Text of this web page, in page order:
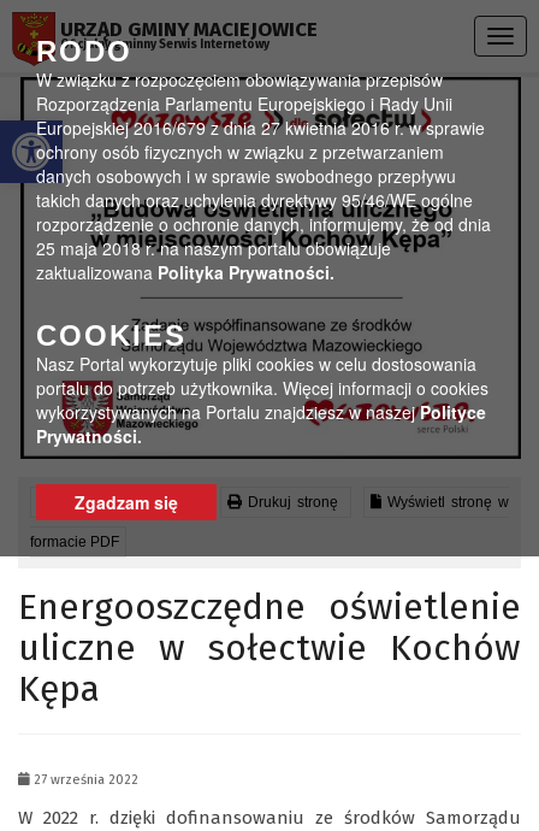
Otwórz pasek narzędzi
RODO
W związku z rozpoczęciem obowiązywania przepisów
Rozporządzenia Parlamentu Europejskiego i Rady Unii
Europejskiej 2016/679 z dnia 27 kwietnia 2016 r. w sprawie
ochrony osób fizycznych w związku z przetwarzaniem
danych osobowych i w sprawie swobodnego przepływu
takich danych oraz uchylenia dyrektywy 95/46/WE ogólne
rozporządzenie o ochronie danych, informujemy, że od dnia
25 maja 2018 r. na naszym portalu obowiązuje
zaktualizowana Polityka Prywatności.
COOKIES
Nasz Portal wykorzytuje pliki cookies w celu dostosowania
portalu do potrzeb użytkownika. Więcej informacji o cookies
wykorzystywanych na Portalu znajdziesz w naszejPolityce
Prywatności.
Zgadzam się
URZĄD GMINY MACIEJOWICE
Oficjalny gminny Serwis Internetowy
Czytaj artykuł (lektor) Drukuj stronę Wyświetl stronę w
formacie PDF
Energooszczędne oświetlenie
uliczne w sołectwie Kochów
Kępa
27 września 2022
W 2022 r. dzięki dofinansowaniu ze środków Samorządu